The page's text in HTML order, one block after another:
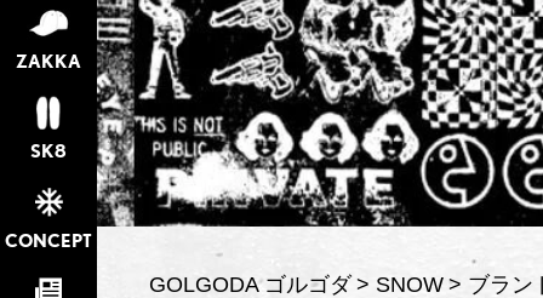
ZAKKA
SK8
CONCEPT
GOLGODA ゴルゴダ SNOW
ブラン